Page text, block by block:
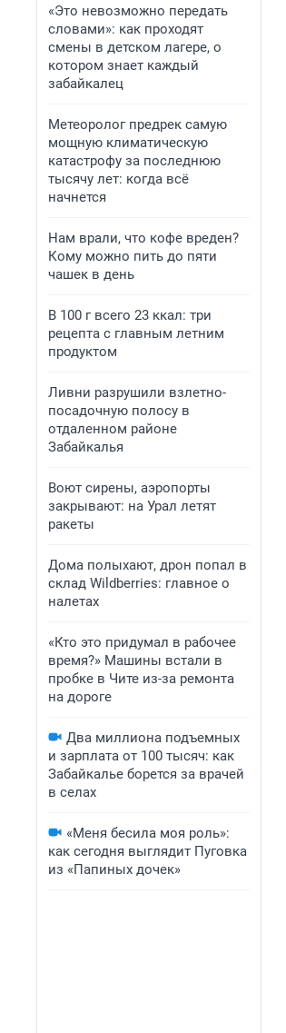
«Это невозможно передать
словами»: как проходят
смены в детском лагере, о
котором знает каждый
забайкалец
Метеоролог предрек самую
мощную климатическую
катастрофу за последнюю
тысячу лет: когда всё
начнется
Нам врали, что кофе вреден?
Кому можно пить до пяти
чашек в день
В 100 г всего 23 ккал: три
рецепта с главным летним
продуктом
Ливни разрушили взлетно-
посадочную полосу в
отдаленном районе
Забайкалья
Воют сирены, аэропорты
закрывают: на Урал летят
ракеты
Дома полыхают, дрон попал в
склад Wildberries: главное о
налетах
«Кто это придумал в рабочее
время?» Машины встали в
пробке в Чите из-за ремонта
на дороге
Два миллиона подъемных
и зарплата от 100 тысяч: как
Забайкалье борется за врачей
в селах
«Меня бесила моя роль»:
как сегодня выглядит Пуговка
из «Папиных дочек»